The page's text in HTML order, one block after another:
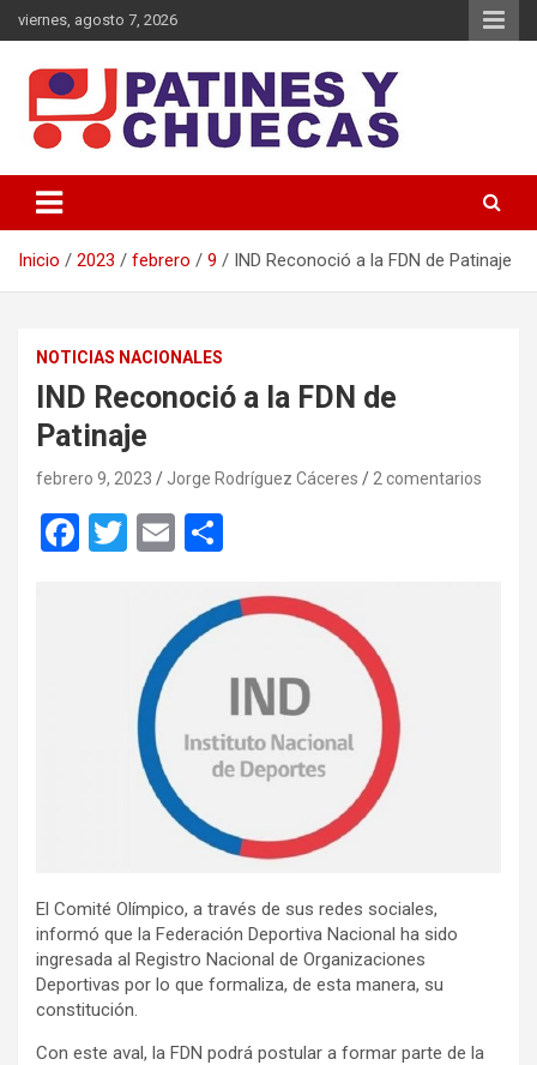
Saltar
al
viernes, agosto 7, 2026
Patines y Chuecas
Inicio 2023 febrero 9 IND Reconoció a la FDN de Patinaje
NOTICIAS NACIONALES
IND Reconoció a la FDN de
Patinaje
febrero 9, 2023 Jorge Rodríguez Cáceres 2 comentarios
F
T
er
E
ail m
ar
tir
El Comité Olímpico, a través de sus redes sociales,
informó que la Federación Deportiva Nacional ha sido
ingresada al Registro Nacional de Organizaciones
Deportivas por lo que formaliza, de esta manera, su
constitución.
Con este aval, la FDN podrá postular a formar parte de la